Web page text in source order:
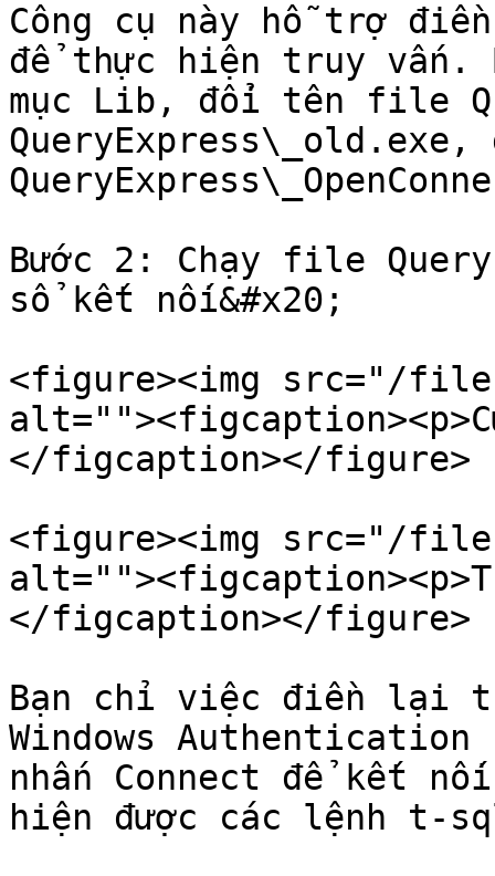
Công cụ này hỗ trợ điền
để thực hiện truy vấn.
mục Lib, đổi tên file
Bước 2: Chạy file
sổ kết nối&#x20;
<figure><img src="/
</figcaption></figure>
<figure><img src="/files/
</figcaption></figure>
Bạn chỉ việc điền lại
Windows
nhấn Connect để kết
hiện được các lệnh t-